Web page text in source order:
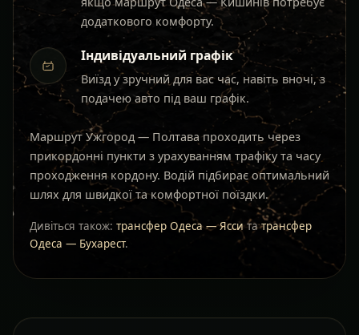
додаткового комфорту.
Індивідуальний графік
Виїзд у зручний для вас час, навіть вночі, з
подачею авто під ваш графік.
Маршрут Ужгород — Полтава проходить через
прикордонні пункти з урахуванням трафіку та часу
проходження кордону. Водій підбирає оптимальний
шлях для швидкої та комфортної поїздки.
Дивіться також: трансфер Одеса — Ясситатрансфер
Одеса — Бухарест.